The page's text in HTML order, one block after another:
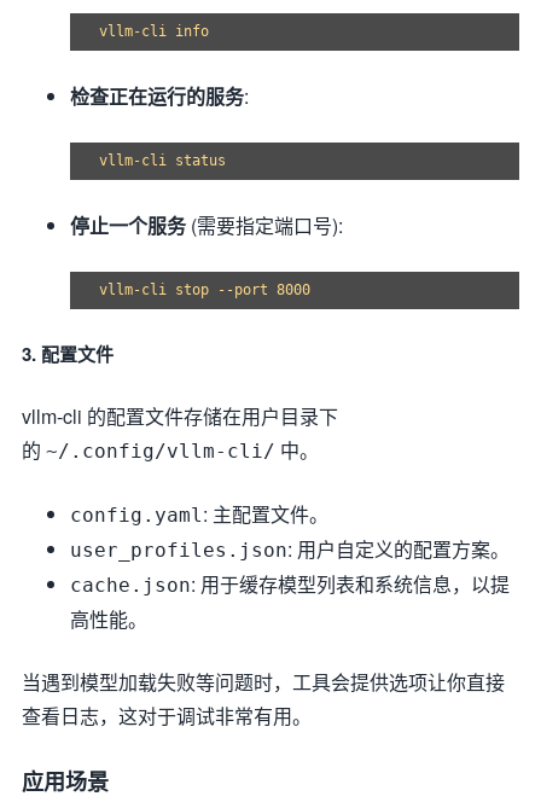
检查正在运行的服务:
停止一个服务(需要指定端口号):
3. 配置文件
vllm-cli 的配置文件存储在用户目录下
的 ~/.config/vllm-cli/ 中。
config.yaml: 主配置文件。
user_profiles.json: 用户自定义的配置方案。
cache.json: 用于缓存模型列表和系统信息，以提
高性能。
当遇到模型加载失败等问题时，工具会提供选项让你直接
查看日志，这对于调试非常有用。
应用场景